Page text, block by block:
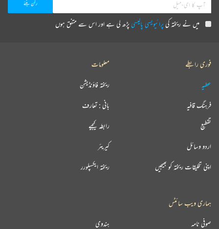
میں نے ریختہ کیپرائیویسی پالیسیپڑھ لی ہے اور اس سے متفق ہوں
فوری رابطے
عطیہ
فرہنگ قافیہ
تقطیع
اردو وسائل
اپنی تخلیقات ریختہ کو بھیجیں
معلومات
ریختہ فاؤنڈیشن
بانی : تعارف
رابطہ کیجیے
کیریئر
ریختہ ایکسپلورر
ہماری ویب سائٹس
ہندوی صوفی نامہ